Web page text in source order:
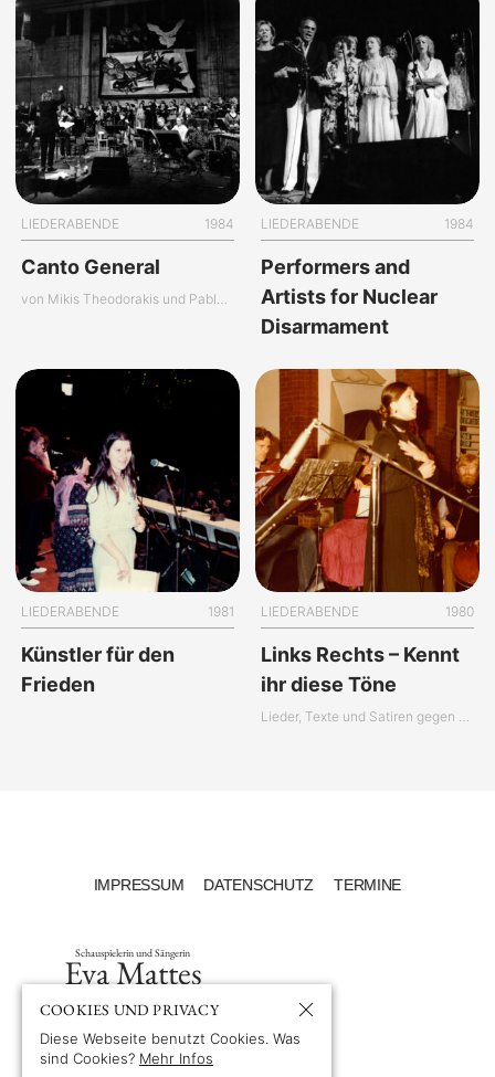
LIEDERABENDE 1984
Canto General
von Mikis Theodorakis und Pablo Neruda
LIEDERABENDE 1984
Performers and
Artists for Nuclear
Disarmament
LIEDERABENDE 1981
Künstler für den
Frieden
LIEDERABENDE 1980
Links Rechts – Kennt
ihr diese Töne
Lieder, Texte und Satiren gegen alten und neuen Faschismus
IMPRESSUM DATENSCHUTZ TERMINE
Schauspielerin und Sängerin
Eva Mattes
COOKIES UND PRIVACY
Diese Webseite benutzt Cookies. Was
sind Cookies? Mehr Infos